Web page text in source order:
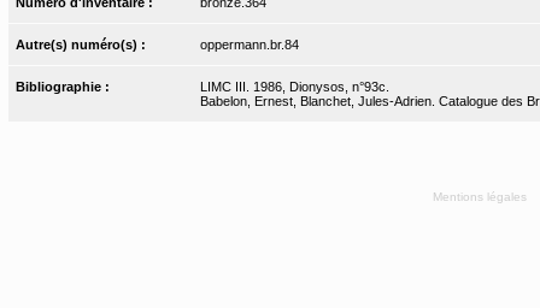
Autre(s) numéro(s) : oppermann.br.84
Bibliographie :
LIMC III. 1986, Dionysos, n°93c.
Babelon, Ernest, Blanchet, Jules-Adrien. Catalogue des
Mentions légales